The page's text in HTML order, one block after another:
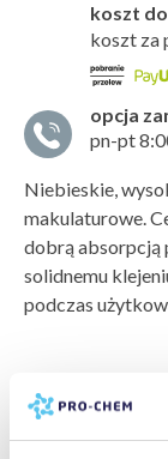
koszt
koszt za
opcja
pn-pt
Niebieskie,
makulaturowe.
dobrą absorpcją
solidnemu
podczas
Surowiec:
producent:
marka:ELLIS